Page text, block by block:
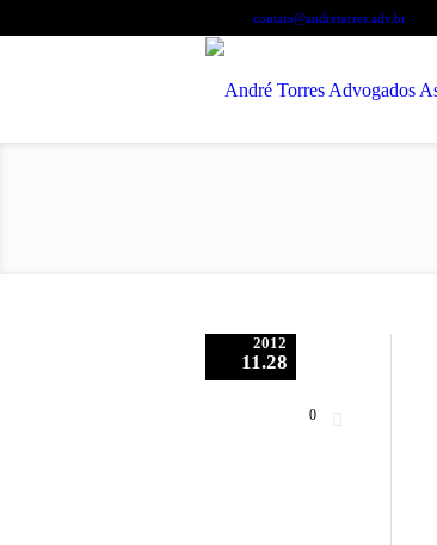
contato@andretorres.adv.br
2012
11.28
0